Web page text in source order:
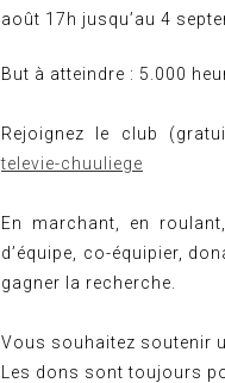
août 17h jusqu’au 4
But à atteindre : 5.000
Rejoignez le club
televie-chuuliege
En marchant, en
d’équipe, co-équipier,
gagner la recherche.
Vous souhaitez soutenir
Les dons sont toujours